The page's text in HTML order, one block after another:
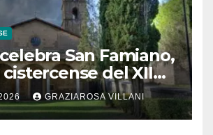
San Famiano,
del XII
GRAZIAROSA VILLANI